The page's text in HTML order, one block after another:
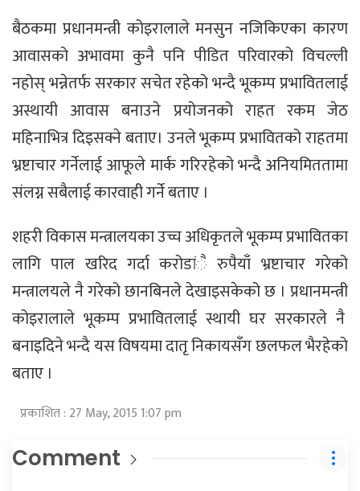
बैठकमा प्रधानमन्त्री कोइरालाले मनसुन नजिकिएका कारण
आवासको अभावमा कुनै पनि पीडित परिवारको विचल्ली
नहोस् भन्नेतर्फ सरकार सचेत रहेको भन्दै भूकम्प प्रभावितलाई
अस्थायी आवास बनाउने प्रयोजनको राहत रकम जेठ
महिनाभित्र दिइसक्ने बताए। उनले भूकम्प प्रभावितको राहतमा
भ्रष्टाचार गर्नेलाई आफूले मार्क गरिरहेको भन्दै अनियमिततामा
संलग्न सबैलाई कारवाही गर्ने बताए ।
शहरी विकास मन्त्रालयका उच्च अधिकृतले भूकम्प प्रभावितका
लागि पाल खरिद गर्दा करोडांै रुपैयाँ भ्रष्टाचार गरेको
मन्त्रालयले नै गरेको छानबिनले देखाइसकेको छ । प्रधानमन्त्री
कोइरालाले भूकम्प प्रभावितलाई स्थायी घर सरकारले नै
बनाइदिने भन्दै यस विषयमा दातृ निकायसँग छलफल भैरहेको
बताए ।
प्रकाशित : 27 May, 2015 1:07 pm
Comment